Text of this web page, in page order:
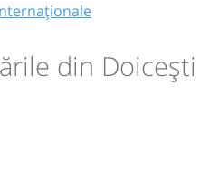
din Doicești